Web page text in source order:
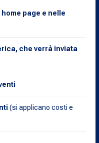
page e nelle
che verrà inviata
(si applicano costi e